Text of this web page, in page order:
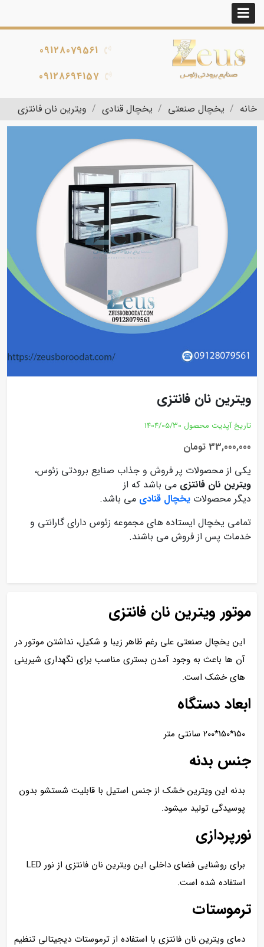
09128079561
09128694157
خانه یخچال صنعتی یخچال قنادی ویترین نان فانتزی
ویترین نان فانتزی
تاریخ آپدیت محصول 1404/05/30
33,000,000 تومان
یکی از محصولات پر فروش و جذاب صنایع برودتی زئوس،
ویترین نان فانتزی می باشد که از
دیگر محصولات یخچال قنادی می باشد.
تمامی یخچال ایستاده های مجموعه زئوس دارای گارانتی و
خدمات پس از فروش می باشند.
موتور ویترین نان فانتزی
این یخچال صنعتی علی رغم ظاهر زیبا و شکیل، نداشتن موتور در
آن ها باعث به وجود آمدن بستری مناسب برای نگهداری شیرینی
های خشک است.
ابعاد دستگاه
150*150*200 سانتی متر
جنس بدنه
بدنه این ویترین خشک از جنس استیل با قابلیت شستشو بدون
پوسیدگی تولید میشود.
نورپردازی
برای روشنایی فضای داخلی این ویترین نان فانتزی از نور LED
استفاده شده است.
ترموستات
دمای ویترین نان فانتزی با استفاده از ترموستات دیجیتالی تنظیم